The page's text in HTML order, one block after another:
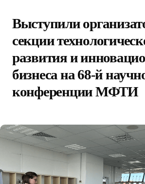
секции технологического
развития и инновационного
бизнеса на 68-й научной
конференции МФТИ